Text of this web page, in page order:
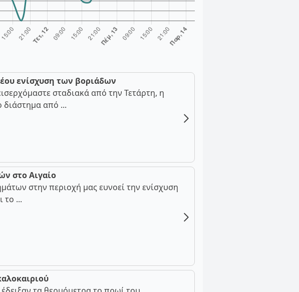
ενίσχυση των βοριάδων
σταδιακά από την Τετάρτη, η
από ...
στο Αιγαίο
στην περιοχή μας ευνοεί την ενίσχυση
το ...